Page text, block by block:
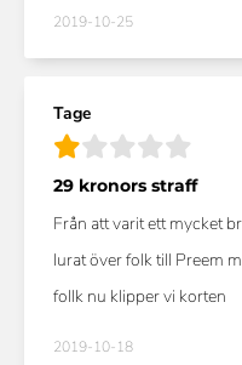
2019-10-25
Tage
29 kronors straff
Från att varit ett mycket
lurat över folk till Preem
follk nu klipper vi korten
2019-10-18